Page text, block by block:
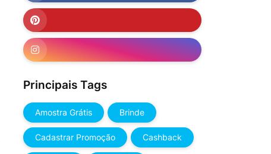
Principais Tags
Amostra Grátis Brinde
Cadastrar Promoção Cashback